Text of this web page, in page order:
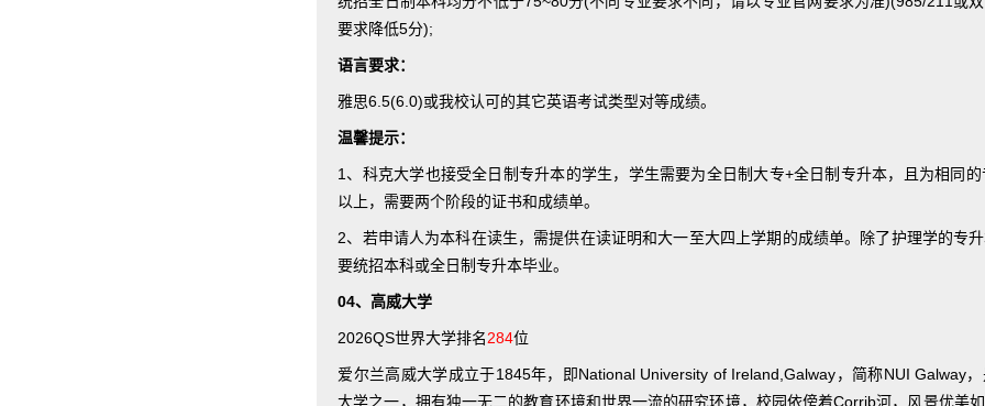
要求降低5分);
语言要求：
雅思6.5(6.0)或我校认可的其它英语考试类型对等成绩。
温馨提示：
1、科克大学也接受全日制专升本的学生，学生需要为全日制大专+全日制专升本，且为相同
以上，需要两个阶段的证书和成绩单。
2、若申请人为本科在读生，需提供在读证明和大一至大四上学期的成绩单。除了护理学的专
要统招本科或全日制专升本毕业。
04、高威大学
2026QS世界大学排名284位
爱尔兰高威大学成立于1845年，即National University of Ireland,Galway，简称NUI Galway
大学之一，拥有独一无二的教育环境和世界一流的研究环境，校园依傍着Corrib河，风景优美